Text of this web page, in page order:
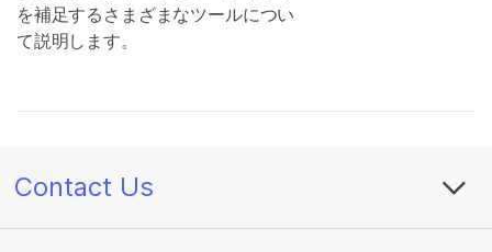
を補足するさまざまなツールについ
て説明します。
Contact Us